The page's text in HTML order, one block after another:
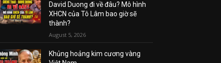
David Duong đi về đâu? Mô hình
XHCN của Tô Lâm bao giờ sẽ
thành?
August 5, 2026
Khủng hoảng kim cương vàng